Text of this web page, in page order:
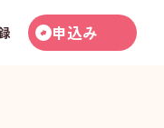
申込み